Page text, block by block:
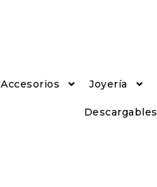
Accesorios Joyería
Descargables